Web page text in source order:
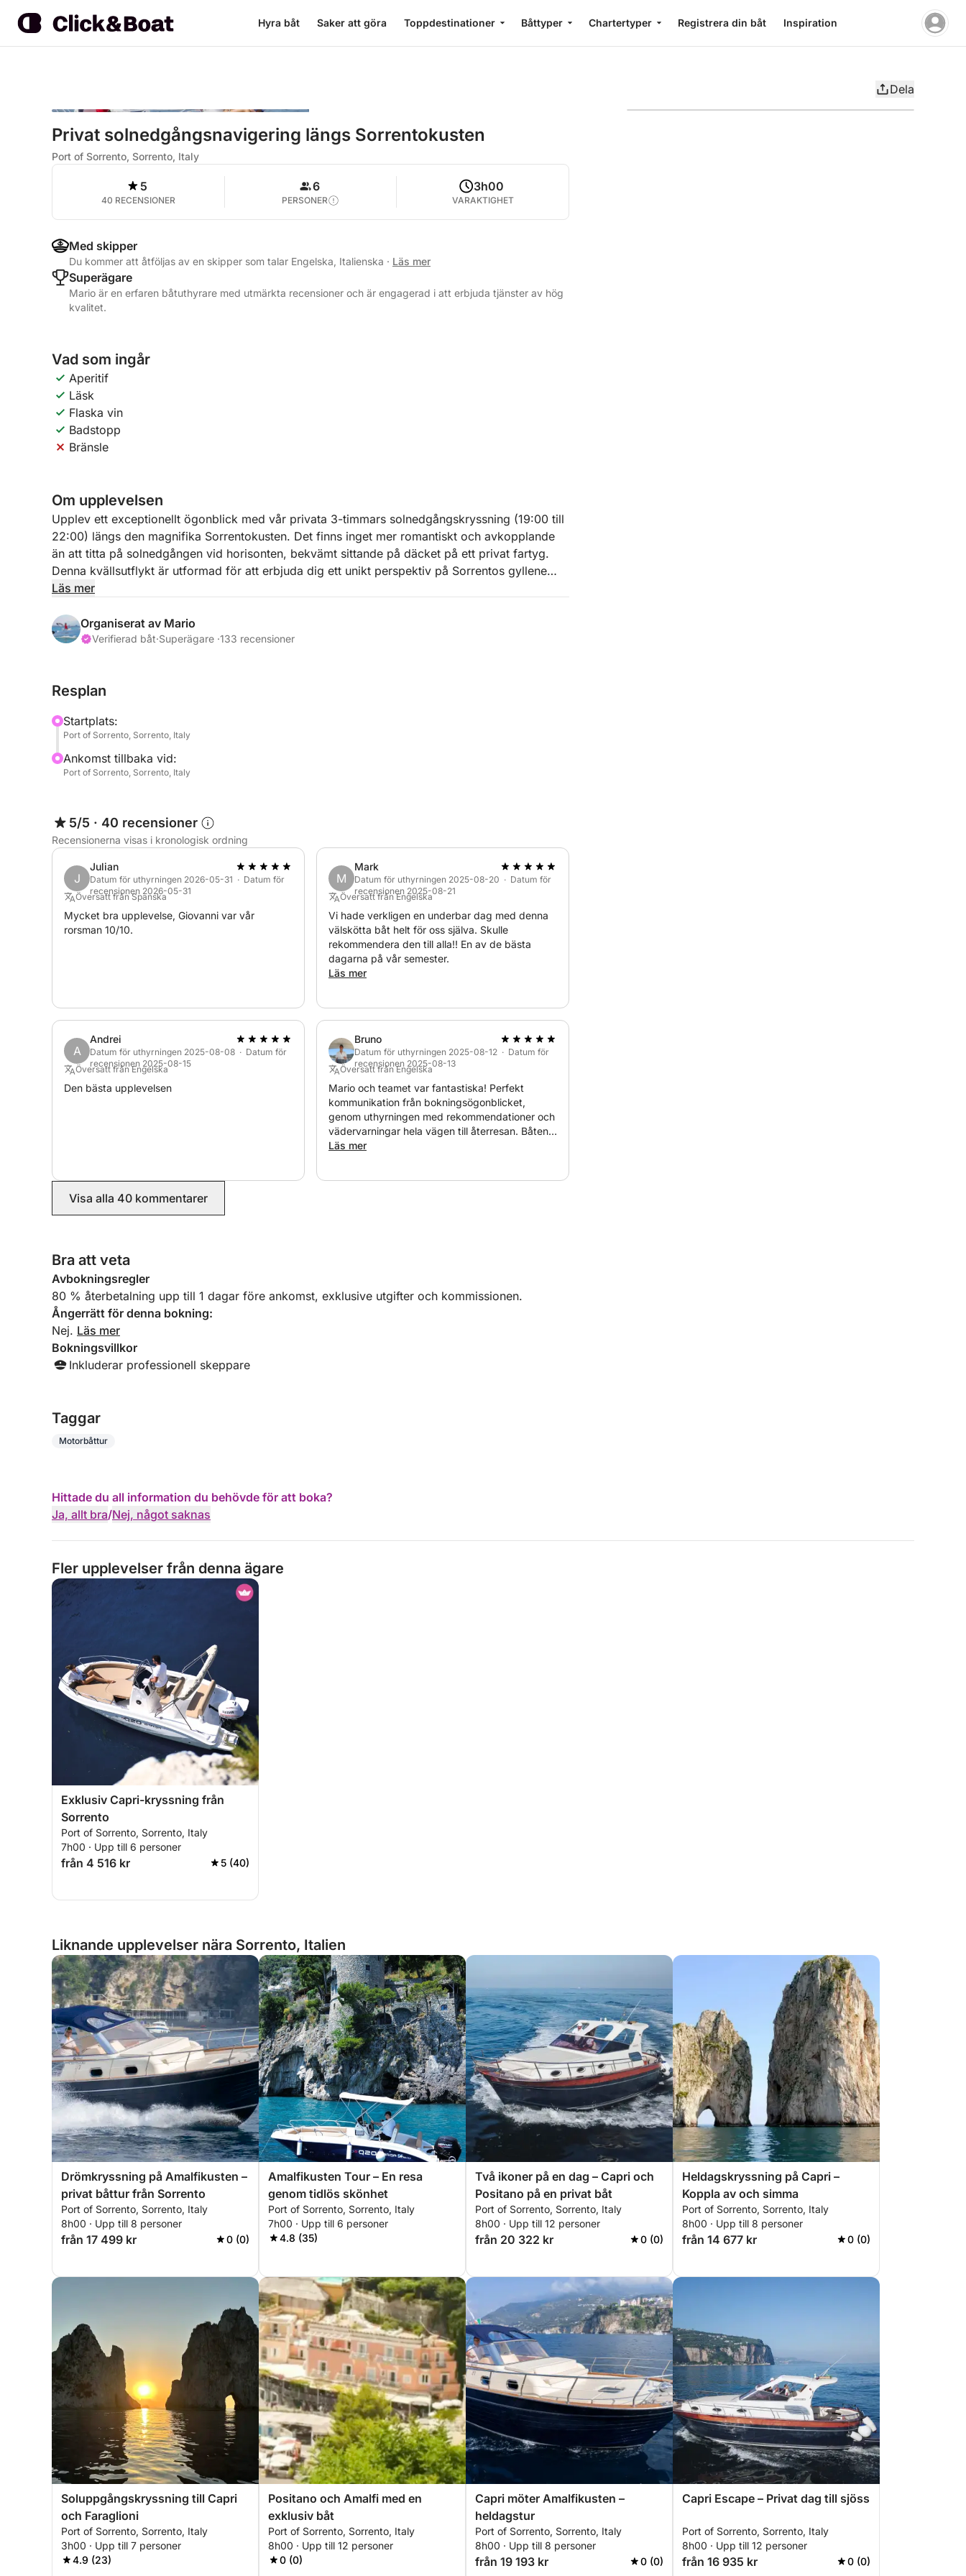
Hyra båt Saker att göra Toppdestinationer Båttyper Chartertyper Registrera din båt Inspiration
Dela
Privat solnedgångsnavigering längs Sorrentokusten
Port of Sorrento, Sorrento, Italy
5
40 RECENSIONER
6
PERSONER
3h00
VARAKTIGHET
Med skipper
Du kommer att åtföljas av en skipper som talar Engelska, Italienska · Läs mer
Superägare
Mario är en erfaren båtuthyrare med utmärkta recensioner och är engagerad i att erbjuda tjänster av hög
kvalitet.
Vad som ingår
Aperitif
Läsk
Flaska vin
Badstopp
Bränsle
Om upplevelsen
Upplev ett exceptionellt ögonblick med vår privata 3-timmars solnedgångskryssning (19:00 till
22:00) längs den magnifika Sorrentokusten. Det finns inget mer romantiskt och avkopplande
än att titta på solnedgången vid horisonten, bekvämt sittande på däcket på ett privat fartyg.
Denna kvällsutflykt är utformad för att erbjuda dig ett unikt perspektiv på Sorrentos gyllene
klippor, medan stadens ljus börjar glittra i fjärran. Resplanen är anpassad för att säkerställa att
För att göra upplevelsen ännu mer speciell inkluderar vi en traditionell italiensk aperitivo,
skeppare (italienska/engelska) kommer att säkerställa en intim och avkopplande atmosfär.
betalas separat vid avresa.
Redo att skåla för solnedgången? Boka din privata kväll via Click&Boat nu för en oförglömlig
upplevelse!
Läs mer
Organiserat av Mario
Verifierad båt·Superägare ·133 recensioner
Resplan
Startplats:
Port of Sorrento, Sorrento, Italy
Ankomst tillbaka vid:
Port of Sorrento, Sorrento, Italy
5/5 · 40 recensioner
Recensionerna visas i kronologisk ordning
J
Julian
Datum för uthyrningen 2026-05-31 · Datum för
recensionen 2026-05-31
Översatt från Spanska
Mycket bra upplevelse, Giovanni var vår
rorsman 10/10.
M
Mark
Datum för uthyrningen 2025-08-20 · Datum för
recensionen 2025-08-21
Översatt från Engelska
Vi hade verkligen en underbar dag med denna
välskötta båt helt för oss själva. Skulle
rekommendera den till alla!! En av de bästa
dagarna på vår semester.
Läs mer
A
Andrei
Datum för uthyrningen 2025-08-08 · Datum för
recensionen 2025-08-15
Översatt från Engelska
Den bästa upplevelsen
Bruno
Datum för uthyrningen 2025-08-12 · Datum för
recensionen 2025-08-13
Översatt från Engelska
Mario och teamet var fantastiska! Perfekt
kommunikation från bokningsögonblicket,
genom uthyrningen med rekommendationer och
vädervarningar hela vägen till återresan. Båten
var mycket bra och hanterades enkelt, en
Läs mer
Visa alla 40 kommentarer
Bra att veta
Avbokningsregler
80 % återbetalning upp till 1 dagar före ankomst, exklusive utgifter och kommissionen.
Ångerrätt för denna bokning:
Nej. Läs mer
Bokningsvillkor
Inkluderar professionell skeppare
Taggar
Motorbåttur
Hittade du all information du behövde för att boka?
Ja, allt bra/Nej, något saknas
Fler upplevelser från denna ägare
Exklusiv Capri-kryssning från
Sorrento
Port of Sorrento, Sorrento, Italy
7h00 · Upp till 6 personer
från 4 516 kr 5 (40)
Liknande upplevelser nära Sorrento, Italien
Drömkryssning på Amalfikusten –
privat båttur från Sorrento
Port of Sorrento, Sorrento, Italy
8h00 · Upp till 8 personer
från 17 499 kr 0 (0)
Amalfikusten Tour – En resa
genom tidlös skönhet
Port of Sorrento, Sorrento, Italy
7h00 · Upp till 6 personer
4.8 (35)
Två ikoner på en dag – Capri och
Positano på en privat båt
Port of Sorrento, Sorrento, Italy
8h00 · Upp till 12 personer
från 20 322 kr 0 (0)
Heldagskryssning på Capri –
Koppla av och simma
Port of Sorrento, Sorrento, Italy
8h00 · Upp till 8 personer
från 14 677 kr 0 (0)
Soluppgångskryssning till Capri
och Faraglioni
Port of Sorrento, Sorrento, Italy
3h00 · Upp till 7 personer
4.9 (23)
Positano och Amalfi med en
exklusiv båt
Port of Sorrento, Sorrento, Italy
8h00 · Upp till 12 personer
0 (0)
Capri möter Amalfikusten –
heldagstur
Port of Sorrento, Sorrento, Italy
8h00 · Upp till 8 personer
från 19 193 kr 0 (0)
Capri Escape – Privat dag till sjöss
Port of Sorrento, Sorrento, Italy
8h00 · Upp till 12 personer
från 16 935 kr 0 (0)